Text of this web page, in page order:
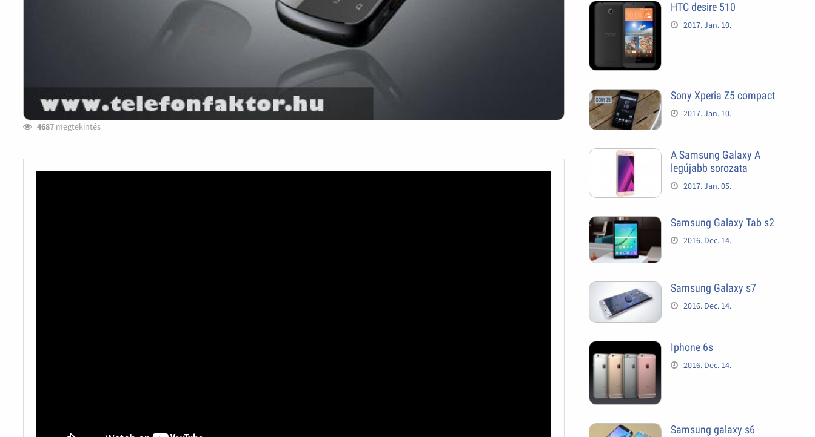
4687 megtekintés
HTC desire 510
2017. Jan. 10.
Sony Xperia Z5 compact
2017. Jan. 10.
A Samsung Galaxy A
legújabb sorozata
2017. Jan. 05.
Samsung Galaxy Tab s2
2016. Dec. 14.
Samsung Galaxy s7
2016. Dec. 14.
Iphone 6s
2016. Dec. 14.
Samsung galaxy s6